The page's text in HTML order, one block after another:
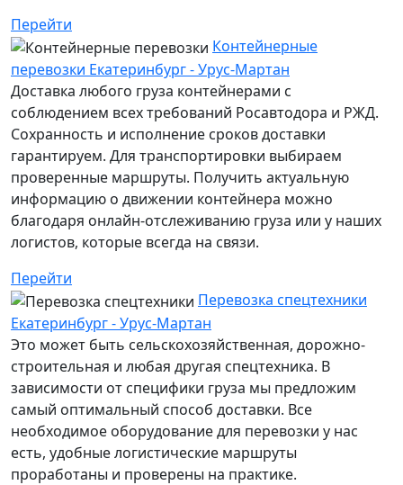
Перейти
Контейнерные
перевозки Екатеринбург - Урус-Мартан
Доставка любого груза контейнерами с
соблюдением всех требований Росавтодора и РЖД.
Сохранность и исполнение сроков доставки
гарантируем. Для транспортировки выбираем
проверенные маршруты. Получить актуальную
информацию о движении контейнера можно
благодаря онлайн-отслеживанию груза или у наших
логистов, которые всегда на связи.
Перейти
Перевозка спецтехники
Екатеринбург - Урус-Мартан
Это может быть сельскохозяйственная, дорожно-
строительная и любая другая спецтехника. В
зависимости от специфики груза мы предложим
самый оптимальный способ доставки. Все
необходимое оборудование для перевозки у нас
есть, удобные логистические маршруты
проработаны и проверены на практике.